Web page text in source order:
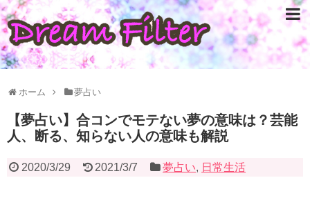
ホーム 夢占い
【夢占い】合コンでモテない夢の意味は？芸能
人、断る、知らない人の意味も解説
2020/3/29 2021/3/7 夢占い, 日常生活